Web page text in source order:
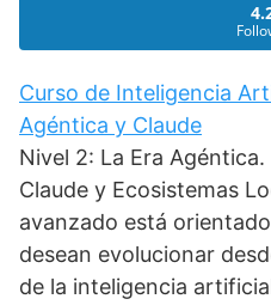
Curso de Inteligencia
Agéntica y Claude
Nivel 2: La Era
Claude y Ecosistemas
avanzado está
desean evolucionar
de la inteligencia